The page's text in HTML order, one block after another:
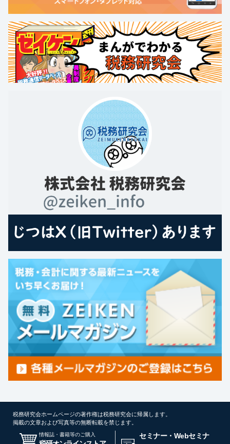
税務研究会ホームページの著作権は税務研究会に帰属します。
掲載の文章および写真等の無断転載を禁じます。
情報誌・書籍等のご購入
セミナー・Webセミナ